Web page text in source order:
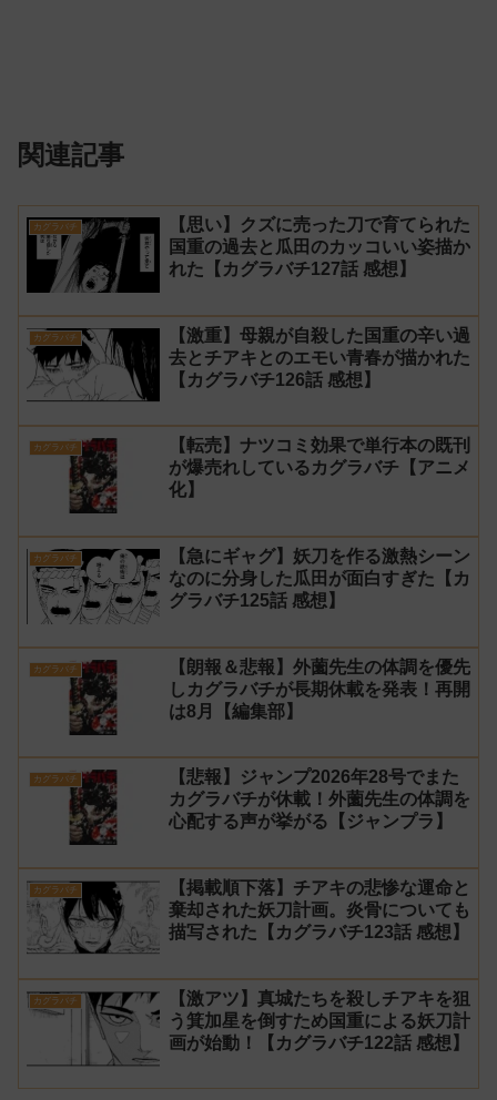
関連記事
カグラバチ
【思い】クズに売った刀で育てられた
国重の過去と瓜田のカッコいい姿描か
れた【カグラバチ127話 感想】
カグラバチ
【激重】母親が自殺した国重の辛い過
去とチアキとのエモい青春が描かれた
【カグラバチ126話 感想】
カグラバチ
【転売】ナツコミ効果で単行本の既刊
が爆売れしているカグラバチ【アニメ
化】
カグラバチ
【急にギャグ】妖刀を作る激熱シーン
なのに分身した瓜田が面白すぎた【カ
グラバチ125話 感想】
カグラバチ
【朗報＆悲報】外薗先生の体調を優先
しカグラバチが長期休載を発表！再開
は8月【編集部】
カグラバチ
【悲報】ジャンプ2026年28号でまた
カグラバチが休載！外薗先生の体調を
心配する声が挙がる【ジャンプラ】
カグラバチ
【掲載順下落】チアキの悲惨な運命と
棄却された妖刀計画。炎骨についても
描写された【カグラバチ123話 感想】
カグラバチ
【激アツ】真城たちを殺しチアキを狙
う箕加星を倒すため国重による妖刀計
画が始動！【カグラバチ122話 感想】